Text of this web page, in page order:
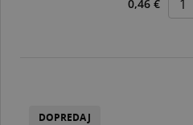
0,46 €
DOPREDAJ